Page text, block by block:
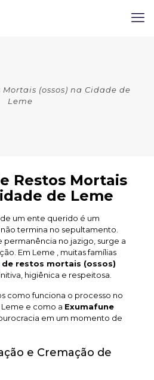
(ossos) na Cidade de
Leme
Restos Mortais
de Leme
um ente querido é um
termina no sepultamento.
no jazigo, surge a
Em Leme , muitas famílias
de restos mortais (ossos)
higiênica e respeitosa.
como funciona o processo no
e como a Exumafune
em um momento de
e Cremação de